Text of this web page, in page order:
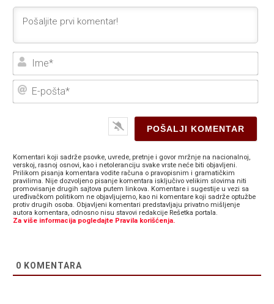
E-
Komentari koji sadrže psovke, uvrede, pretnje i govor mržnje na nacionalnoj,
verskoj, rasnoj osnovi, kao i netoleranciju svake vrste neće biti objavljeni.
Prilikom pisanja komentara vodite računa o pravopisnim i gramatičkim
pravilima. Nije dozvoljeno pisanje komentara isključivo velikim slovima niti
promovisanje drugih sajtova putem linkova. Komentare i sugestije u vezi sa
uređivačkom politikom ne objavljujemo, kao ni komentare koji sadrže optužbe
protiv drugih osoba. Objavljeni komentari predstavljaju privatno mišljenje
autora komentara, odnosno nisu stavovi redakcije Rešetka portala.
Za više informacija pogledajte Pravila korišćenja.
0 KOMENTARA